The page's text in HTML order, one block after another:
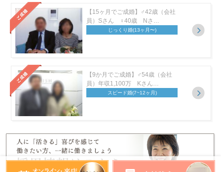
【15ヶ月でご成婚】♂42歳（会社
員）Sさん ♀40歳 Nさ…
じっくり婚(13ヶ月〜)
【9か月でご成婚】♂54歳（会社
員）年収1,100万 Kさん…
スピード婚(7~12ヶ月)